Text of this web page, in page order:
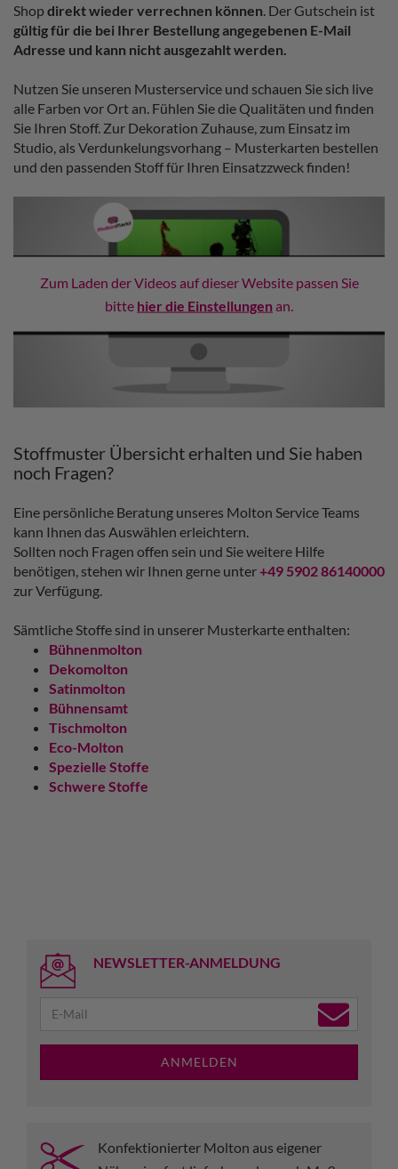
Shopdirekt wieder verrechnen können . Der Gutschein ist
gültigfür die bei Ihrer Bestellung angegebenen E-Mail
Adresse und kann nicht ausgezahlt werden.
Nutzen Sie unseren Musterservice und schauen Sie sich live
alle Farben vor Ort an. Fühlen Sie die Qualitäten und finden
Sie Ihren Stoff. Zur Dekoration Zuhause, zum Einsatz im
Studio, als Verdunkelungsvorhang – Musterkarten bestellen
und den passenden Stoff für Ihren Einsatzzweck finden!
Zum Laden der Videos auf dieser Website passen Sie
bitte hier die Einstellungenan.
Stoffmuster Übersicht erhalten und Sie haben
noch Fragen?
Eine persönliche Beratung unseres Molton Service Teams
kann Ihnen das Auswählen erleichtern.
Sollten noch Fragen offen sein und Sie weitere Hilfe
benötigen, stehen wir Ihnen gerne unter+49 5902 86140000
zur Verfügung.
Sämtliche Stoffe sind in unserer Musterkarte enthalten:
Bühnenmolton
Dekomolton
Satinmolton
Bühnensamt
Tischmolton
Eco-Molton
Spezielle Stoffe
Schwere Stoffe
NEWSLETTER-ANMELDUNG
ANMELDEN
Konfektionierter Molton aus eigener